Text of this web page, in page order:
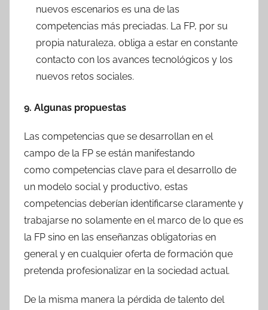
nuevos escenarios es una de las
competencias más preciadas. La FP, por su
propia naturaleza, obliga a estar en constante
contacto con los avances tecnológicos y los
nuevos retos sociales.
9. Algunas propuestas
Las competencias que se desarrollan en el
campo de la FP se están manifestando
como competencias clave para el desarrollo de
un modelo social y productivo, estas
competencias deberían identificarse claramente y
trabajarse no solamente en el marco de lo que es
la FP sino en las enseñanzas obligatorias en
general y en cualquier oferta de formación que
pretenda profesionalizar en la sociedad actual.
De la misma manera la pérdida de talento del